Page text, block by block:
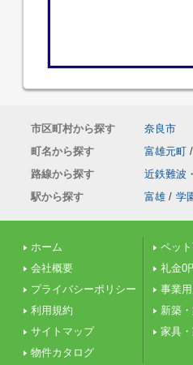
市区町村から探す
奈良市
町名から探す
富雄元町 /
路線から探す
近鉄難波
駅から探す
富雄 / 学
ホーム
会社概要
プライバシーポリシー
利用規約
サイトマップ
物件カタログ
ペッ
礼金0
事業
新築
家具